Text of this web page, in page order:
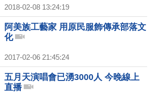
2018-02-08 13:24:19
阿美族工藝家 用原民服飾傳承部落文
化
2017-02-06 21:45:24
五月天演唱會已湧3000人 今晚線上
直播